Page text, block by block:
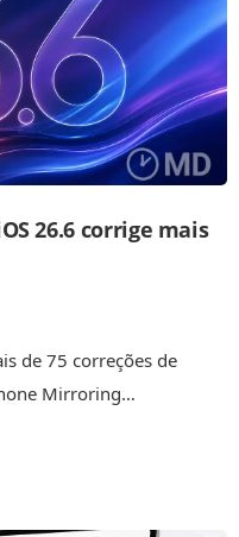
26.6 corrige mais
de 75 correções de
Mirroring…